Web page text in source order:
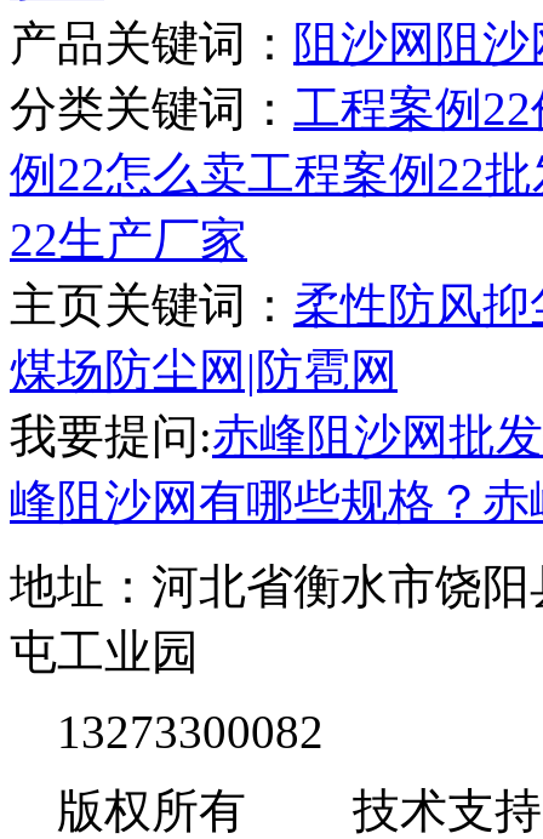
产品关键词： 阻沙网 阻
分类关键词： 工程案例
例22怎么卖工程案例22
22生产厂家
主页关键词： 柔性防风
煤场防尘网|防雹网
我要提问:赤峰阻沙网批
峰阻沙网有哪些规格？ 赤
地址：河北省衡水市饶阳
屯工业园
13273300082
版权所有 技术支持